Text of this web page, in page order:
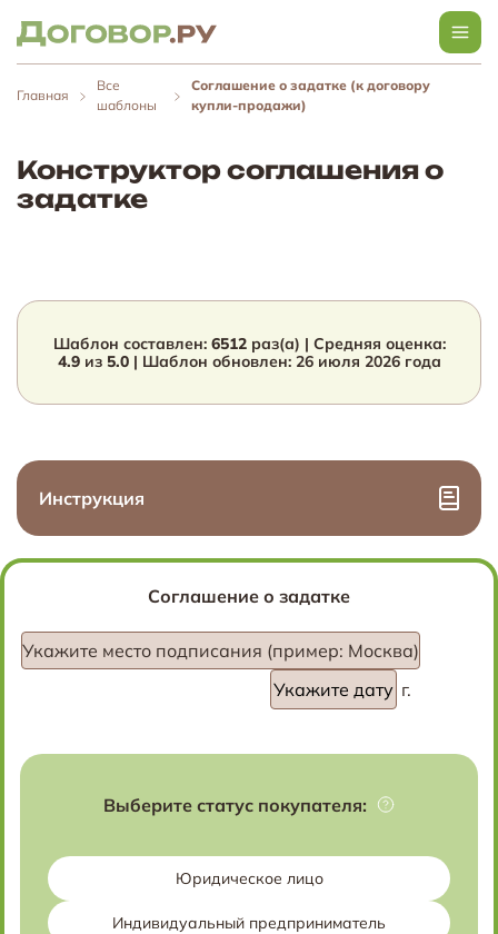
Главная
Все
шаблоны
Соглашение о задатке (к договору
купли-продажи)
Конструктор соглашения о
задатке
Шаблон составлен: 6512раз(а) | Средняя оценка:
4.9из 5.0| Шаблон обновлен: 26 июля 2026года
Инструкция
Соглашение о задатке
Укажите место подписания (пример: Москва)
г.
Выберите статус покупателя:
Юридическое лицо
Индивидуальный предприниматель